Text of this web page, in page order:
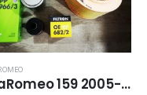
AlfaRomeo 159 2005-2010 Arası 1.6 Dizel Filtre Seti